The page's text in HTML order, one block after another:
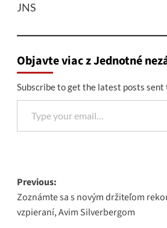
JNS
Objavte viac z Jednotné
Subscribe to get the latest posts sent
Type your email…
Post
navigation
Previous:
Zoznámte sa s novým držiteľom
vzpieraní, Avim Silverbergom